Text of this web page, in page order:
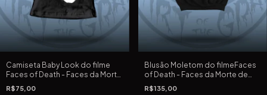
Camiseta Baby Look do filme
Faces of Death - Faces da Morte
de John Alan Schwartz de 1978
R$75,00
Blusão Moletom do filmeFaces
of Death - Faces da Morte de
John Alan Schwartz de 1978
R$135,00